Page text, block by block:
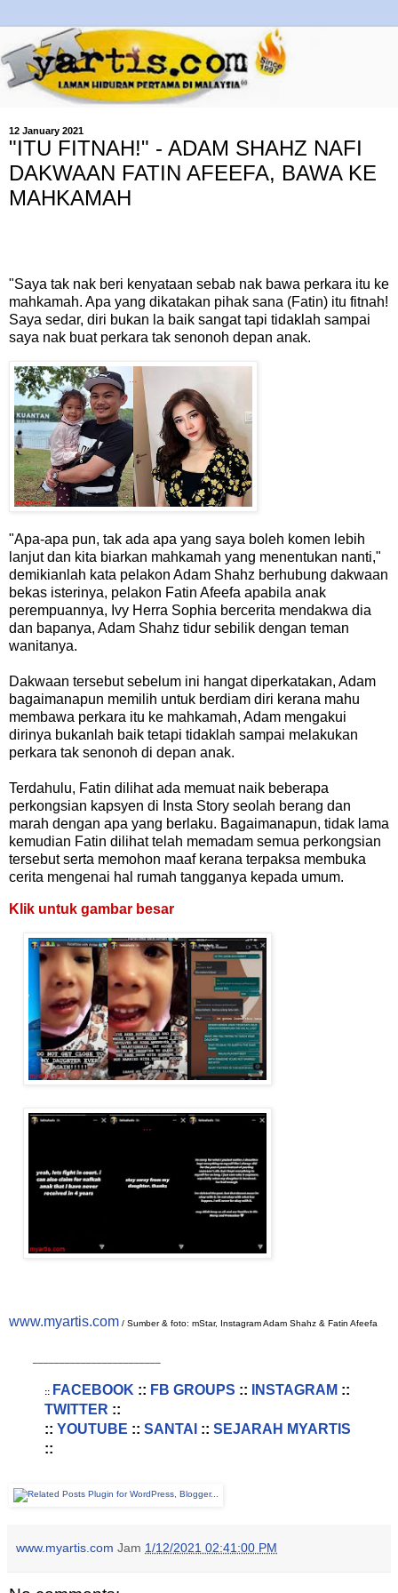
12 January 2021
"ITU FITNAH!" - ADAM SHAHZ NAFI
DAKWAAN FATIN AFEEFA, BAWA KE
MAHKAMAH
"Saya tak nak beri kenyataan sebab nak bawa perkara itu ke
mahkamah. Apa yang dikatakan pihak sana (Fatin) itu fitnah!
Saya sedar, diri bukan la baik sangat tapi tidaklah sampai
saya nak buat perkara tak senonoh depan anak.
"Apa-apa pun, tak ada apa yang saya boleh komen lebih
lanjut dan kita biarkan mahkamah yang menentukan nanti,"
demikianlah kata pelakon Adam Shahz berhubung dakwaan
bekas isterinya, pelakon Fatin Afeefa apabila anak
perempuannya, Ivy Herra Sophia bercerita mendakwa dia
dan bapanya, Adam Shahz tidur sebilik dengan teman
wanitanya.
Dakwaan tersebut sebelum ini hangat diperkatakan, Adam
bagaimanapun memilih untuk berdiam diri kerana mahu
membawa perkara itu ke mahkamah, Adam mengakui
dirinya bukanlah baik tetapi tidaklah sampai melakukan
perkara tak senonoh di depan anak.
Terdahulu, Fatin dilihat ada memuat naik beberapa
perkongsian kapsyen di Insta Story seolah berang dan
marah dengan apa yang berlaku. Bagaimanapun, tidak lama
kemudian Fatin dilihat telah memadam semua perkongsian
tersebut serta memohon maaf kerana terpaksa membuka
cerita mengenai hal rumah tangganya kepada umum.
Klik untuk gambar besar
www.myartis.com / Sumber & foto: mStar, Instagram Adam Shahz & Fatin Afeefa
:: FACEBOOK :: FB GROUPS :: INSTAGRAM ::
TWITTER ::
:: YOUTUBE :: SANTAI :: SEJARAH MYARTIS
::
www.myartis.com Jam 1/12/2021 02:41:00 PM